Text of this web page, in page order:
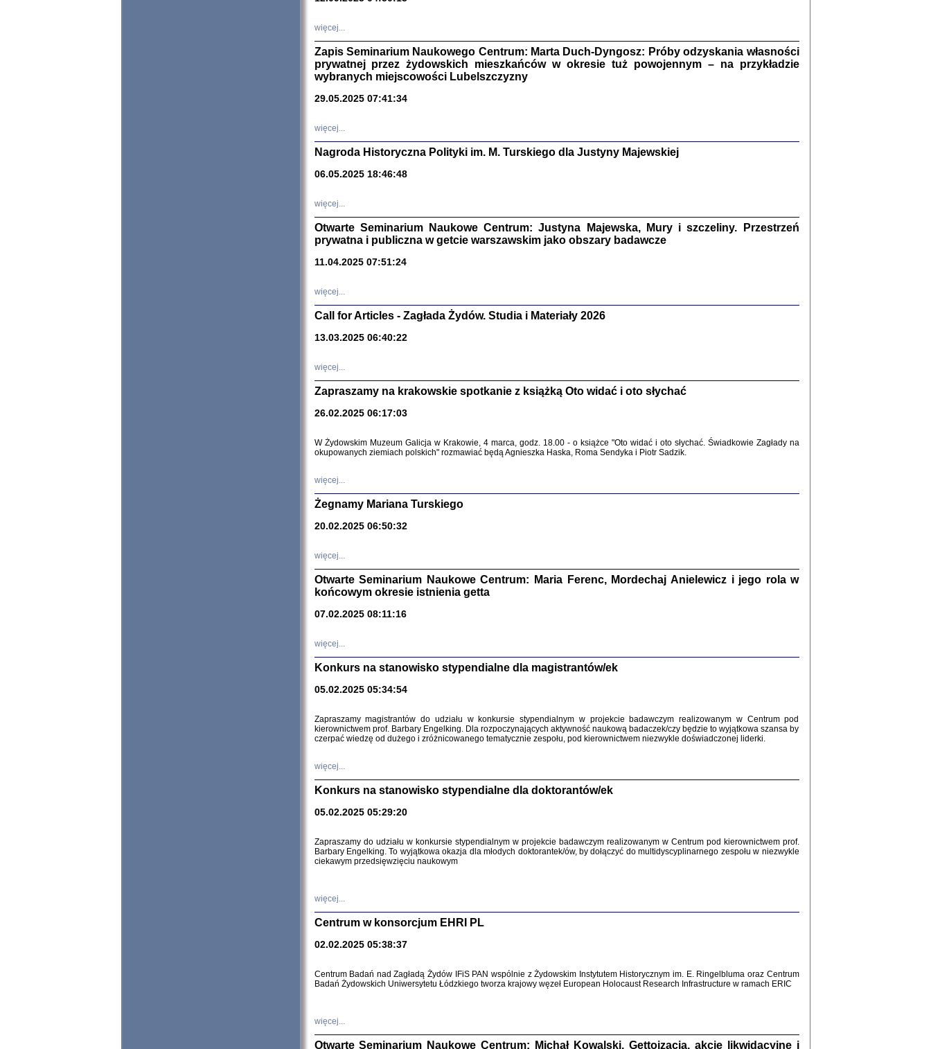
red. i wstęp Barbara Engelking, Jan Grabowski
Stanisław Adler, oprac. i wstępem opatrzyłaMarta Janczewska
Warszawa 2018
Warszawa 2017
Pisma Kopla i Mirki Piżyców o życiu w getcie i okupowanej
Warszawie
Warszawa 2016
SZCZĘŚCIE JEST POSIADAĆ DOM POD ZIEMIĄ ...
więcej...
Zapis Seminarium Naukowego Centrum: Marta Duch-Dyngosz: Próby odzyskania własności
prywatnej przez żydowskich mieszkańców w okresie tuż powojennym – na przykładzie
wybranych miejscowości Lubelszczyzny
29.05.2025 07:41:34
więcej...
Nagroda Historyczna Polityki im. M. Turskiego dla Justyny Majewskiej
06.05.2025 18:46:48
więcej...
Otwarte Seminarium Naukowe Centrum: Justyna Majewska, Mury i szczeliny. Przestrzeń
prywatna i publiczna w getcie warszawskim jako obszary badawcze
11.04.2025 07:51:24
więcej...
Call for Articles - Zagłada Żydów. Studia i Materiały 2026
13.03.2025 06:40:22
więcej...
Zapraszamy na krakowskie spotkanie z książką Oto widać i oto słychać
26.02.2025 06:17:03
W Żydowskim Muzeum Galicja w Krakowie, 4 marca, godz. 18.00 - o książce "Oto widać i oto słychać. Świadkowie Zagłady na
okupowanych ziemiach polskich" rozmawiać będą Agnieszka Haska, Roma Sendyka i Piotr Sadzik.
więcej...
Żegnamy Mariana Turskiego
20.02.2025 06:50:32
więcej...
Otwarte Seminarium Naukowe Centrum: Maria Ferenc, Mordechaj Anielewicz i jego rola w
końcowym okresie istnienia getta
07.02.2025 08:11:16
więcej...
Konkurs na stanowisko stypendialne dla magistrantów/ek
05.02.2025 05:34:54
Zapraszamy magistrantów do udziału w konkursie stypendialnym w projekcie badawczym realizowanym w Centrum pod
kierownictwem prof. Barbary Engelking. Dla rozpoczynających aktywność naukową badaczek/czy będzie to wyjątkowa szansa by
czerpać wiedzę od dużego i zróżnicowanego tematycznie zespołu, pod kierownictwem niezwykle doświadczonej liderki.
więcej...
Konkurs na stanowisko stypendialne dla doktorantów/ek
05.02.2025 05:29:20
Zapraszamy do udziału w konkursie stypendialnym w projekcie badawczym realizowanym w Centrum pod kierownictwem prof.
Barbary Engelking. To wyjątkowa okazja dla młodych doktorantek/ów, by dołączyć do multidyscyplinarnego zespołu w niezwykle
ciekawym przedsięwzięciu naukowym
więcej...
Centrum w konsorcjum EHRI PL
02.02.2025 05:38:37
Centrum Badań nad Zagładą Żydów IFiS PAN wspólnie z Żydowskim Instytutem Historycznym im. E. Ringelbluma oraz Centrum
Badań Żydowskich Uniwersytetu Łódzkiego tworza krajowy węzeł European Holocaust Research Infrastructure w ramach ERIC
więcej...
Otwarte Seminarium Naukowe Centrum: Michał Kowalski, Gettoizacja, akcje likwidacyjne i